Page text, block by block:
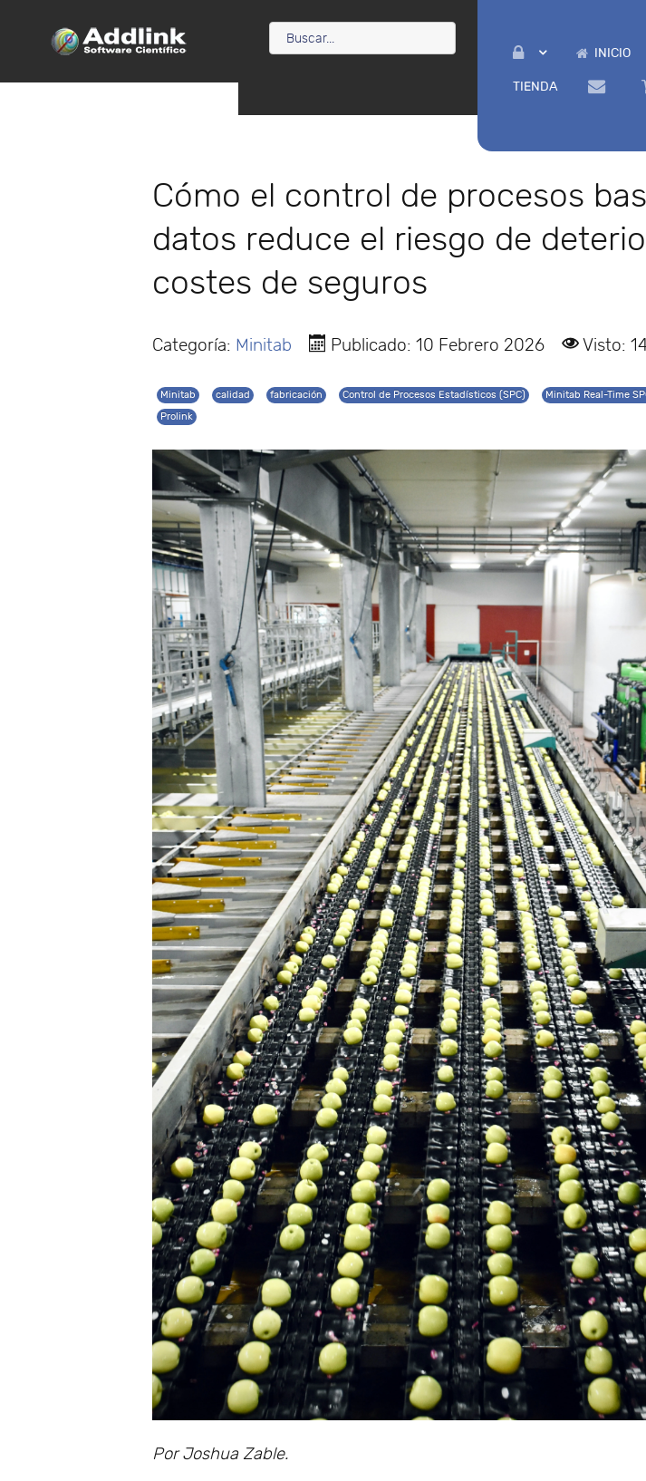
INICIO
TIENDA
Cómo el control de procesos
datos reduce el riesgo de
costes de seguros
Categoría: Minitab Publicado: 10 Febrero 2026 Visto:
Minitab calidad fabricación Control de Procesos Estadísticos (SPC) Minitab Real-Time
Prolink
Por Joshua Zable.